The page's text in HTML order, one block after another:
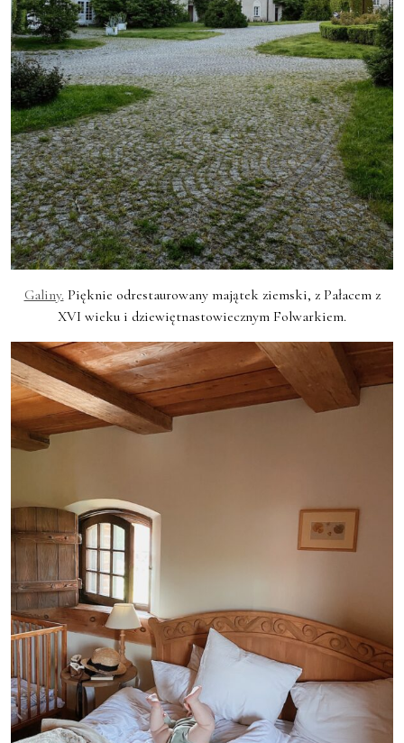
Galiny.Pięknie odrestaurowany majątek ziemski, z Pałacem z
XVI wieku i dziewiętnastowiecznym Folwarkiem.